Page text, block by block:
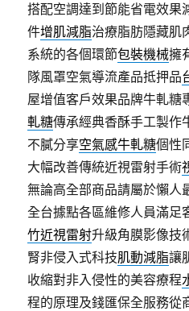
搭配空調達到節能省電效果
件增肌減脂治療脂肪隱藏肌
系統的各個環節包裝機械擁
隊風罩空氣導流產品抵押品
屋增值客戶效果品牌牛軋糖
軋糖傳承經典香酥手工製作
不膩分享空氣感牛軋糖個性
大幅改善傳統近視雷射手術
無論高全部商品請屬於懶人
全台據點各區維修人員滿足
竹近視雷射升級角膜影像技
腎非侵入式科技肌動減脂讓
收縮對非入侵性的美容療程
程的原理及錢匯保全服務從